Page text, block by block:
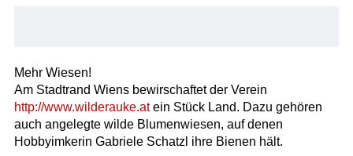
Mehr Wiesen!
Am Stadtrand Wiens bewirschaftet der Verein
http://www.wilderauke.atein Stück Land. Dazu gehören
auch angelegte wilde Blumenwiesen, auf denen
Hobbyimkerin Gabriele Schatzl ihre Bienen hält.